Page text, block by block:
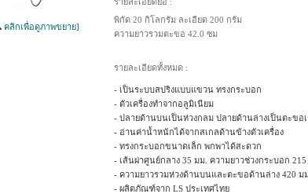
คลิกเพื่อดูภาพขยาย]
พิกัด 20 กิโลกรัม ละเอียด 200 กรัม
ความยาวรวมตะขอ 42.0 ซม
รายละเอียดทั้งหมด :
- เป็นระบบสปริงแบบแขวน ทรงกระบอก
- ตัวเครื่องทำจากอลูมิเนียม
- ปลายด้านบนเป็นห่วงกลม ปลายด้านล่างเป็นตะขอ
- อ่านค่าน้ำหนักได้จากสเกลด้านข้างตัวเครื่อง
- ทรงกระบอกขนาดเล็ก พกพาได้สะดวก
- เส้นผ่าศูนย์กลาง 35 มม. ความยาวช่วงกระบอก 215
- ความยาวรวมห่วงด้านบนและตะขอด้านล่าง 420 ม
- ผลิตภัณฑ์จาก LS ประเทศไทย